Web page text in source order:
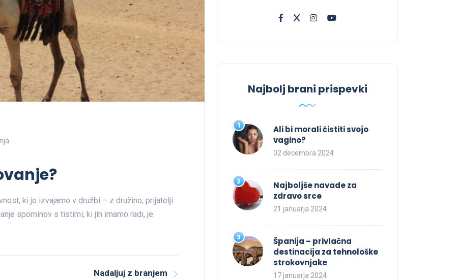
ki jo izvajamo v družbi – z družino, prijatelji
spominov s tistimi, ki jih imamo radi, je
Nadaljuj z branjem
Najbolj brani prispevki
Ali bi morali čistiti svojo
vagino?
02 decembra 2024
Najboljše navade za
zdravo srce
21 januarja 2024
Španija – privlačna
destinacija za tehnološke
strokovnjake
17 januarja 2024